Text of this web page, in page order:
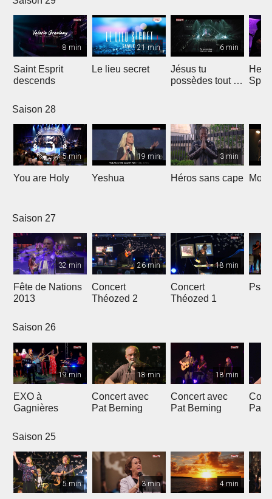
8 min
Saint Esprit
descends
21 min
Le lieu secret
6 min
Jésus tu
possèdes tout en
He
Saison 28
5 min
You are Holy
19 min
Yeshua
3 min
Héros sans cape Moi
Saison 27
32 min
Fête de Nations
2013
26 min
Concert
Théozed 2
18 min
Concert
Théozed 1
Saison 26
19 min
EXO à
Gagnières
18 min
Concert avec
Pat Berning
18 min
Concert avec
Pat Berning
Pat
Saison 25
5 min 3 min 4 min